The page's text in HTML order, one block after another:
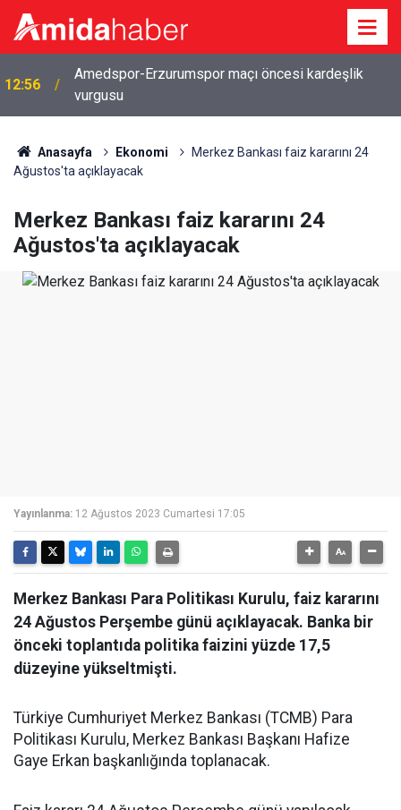
12:56
Amedspor-Erzurumspor maçı öncesi kardeşlik
vurgusu
Anasayfa Ekonomi
Merkez Bankası faiz kararını 24
Ağustos'ta açıklayacak
Merkez Bankası faiz kararını 24
Ağustos'ta açıklayacak
Yayınlanma: 12 Ağustos 2023 Cumartesi 17:05
Merkez Bankası Para Politikası Kurulu, faiz kararını
24 Ağustos Perşembe günü açıklayacak. Banka bir
önceki toplantıda politika faizini yüzde 17,5
düzeyine yükseltmişti.
Türkiye Cumhuriyet Merkez Bankası (TCMB) Para
Politikası Kurulu, Merkez Bankası Başkanı Hafize
Gaye Erkan başkanlığında toplanacak.